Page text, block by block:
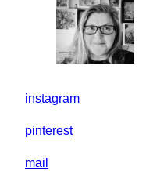
instagram
pinterest
mail